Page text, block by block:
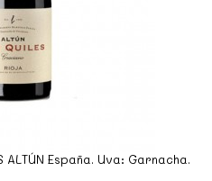
ALTÚN España. Uva: Garnacha.